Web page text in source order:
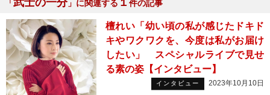
「武士の一分」に関連する １ 件の記事
檀れい「幼い頃の私が感じたドキド
キやワクワクを、今度は私がお届け
したい」 スペシャルライブで見せ
る素の姿【インタビュー】
インタビュー 2023年10月10日